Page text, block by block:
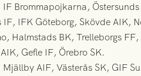
Brommapojkarna,
IFK Göteborg, Skövde AIK,
Halmstads BK, Trelleborgs FF,
Gefle IF, Örebro SK.
AIF, Västerås SK, GIF